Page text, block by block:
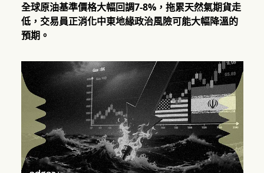
全球原油基準價格大幅回調7-8%，拖累天然氣期貨走
低，交易員正消化中東地緣政治風險可能大幅降溫的
預期。